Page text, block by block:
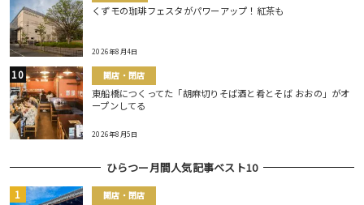
くずモの珈琲フェスタがパワーアップ！紅茶も
2026年8月4日
開店・閉店
東船橋につくってた「胡麻切りそば酒と肴とそば おおの」がオ
ープンしてる
2026年8月5日
ひらつー月間人気記事ベスト10
開店・閉店